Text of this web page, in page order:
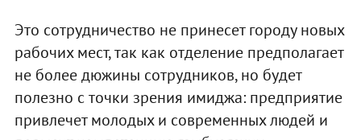
Это сотрудничество не принесет городу новых
рабочих мест, так как отделение предполагает
не более дюжины сотрудников, но будет
полезно с точки зрения имиджа: предприятие
привлечет молодых и современных людей и